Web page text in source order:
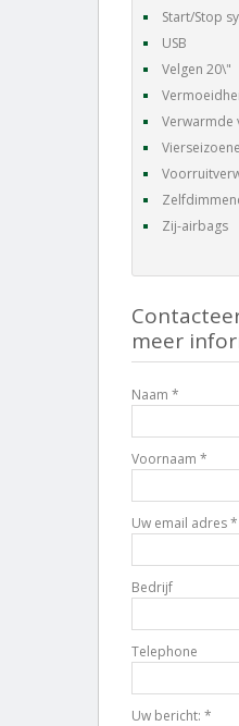
Start/Stop
USB
Velgen 20\"
Verwarmde
Zij-airbags
meer
Naam *
Voornaam *
Uw email adres *
Bedrijf
Telephone
Uw bericht: *